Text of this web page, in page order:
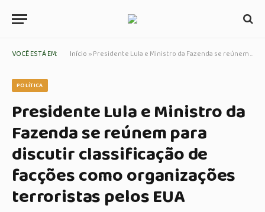
VOCÊ ESTÁ EM: Início »Presidente Lula e Ministro da Fazenda se reúnem para discutir classificação de facções como organizações terroristas pelos EUA
POLÍTICA
Presidente Lula e Ministro da
Fazenda se reúnem para
discutir classificação de
facções como organizações
terroristas pelos EUA